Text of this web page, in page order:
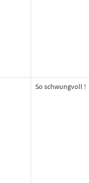
So schwungvoll !